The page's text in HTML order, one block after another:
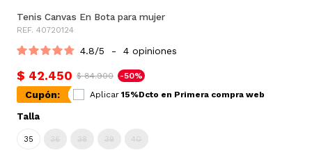
Tenis Canvas En Bota para mujer
REF. 40720124
4.8/5 - 4 opiniones
$ 42.450 $ 84.900 -50%
Cupón: Aplicar 15%Dcto en Primera compra web
Talla
35 36 38 39 40